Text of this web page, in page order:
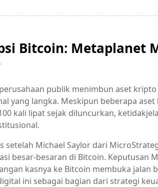
Bitcoin: Metaplanet
publik menimbun aset
yang langka. Meskipun beberapa
kali lipat sejak diluncurkan,
setelah Michael Saylor dari
besar-besaran di Bitcoin. Keputusan
kasnya ke Bitcoin membuka jalan
ini sebagai bagian dari strategi